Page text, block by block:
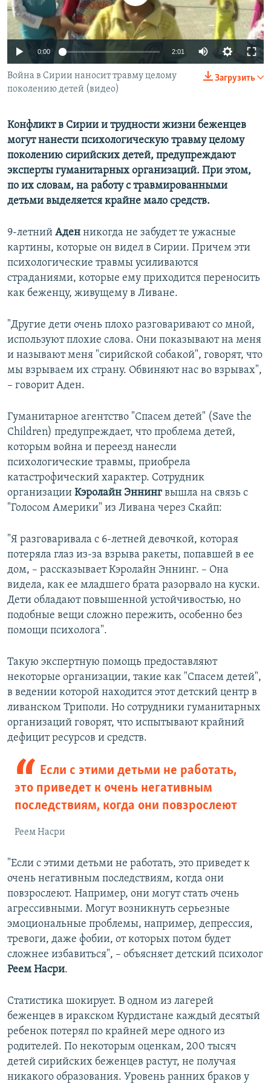
ПОБЕДИТЕЛЕЙ НЕ СУДЯТ?
КРЫМ.НЕПОКОРЕННЫЙ
ELIFBE
УКРАИНСКАЯ ПРОБЛЕМА КРЫМА
ПРИСОЕДИНЯЙТЕСЬ!
Все сайты RFE/RL
0:00 2:01
Загрузить
Война в Сирии наносит травму целому
поколению детей (видео)
Конфликт в Сирии и трудности жизни беженцев
могут нанести психологическую травму целому
поколению сирийских детей, предупреждают
эксперты гуманитарных организаций. При этом,
по их словам, на работу с травмированными
детьми выделяется крайне мало средств.
9-летний Аден никогда не забудет те ужасные
картины, которые он видел в Сирии. Причем эти
психологические травмы усиливаются
страданиями, которые ему приходится переносить
как беженцу, живущему в Ливане.
"Другие дети очень плохо разговаривают со мной,
используют плохие слова. Они показывают на меня
и называют меня "сирийской собакой", говорят, что
мы взрываем их страну. Обвиняют нас во взрывах",
– говорит Аден.
Гуманитарное агентство "Спасем детей" (Save the
Children) предупреждает, что проблема детей,
которым война и переезд нанесли
психологические травмы, приобрела
катастрофический характер. Сотрудник
организации Кэролайн Эннинг вышла на связь с
"Голосом Америки" из Ливана через Скайп:
"Я разговаривала с 6-летней девочкой, которая
потеряла глаз из-за взрыва ракеты, попавшей в ее
дом, – рассказывает Кэролайн Эннинг. – Она
видела, как ее младшего брата разорвало на куски.
Дети обладают повышенной устойчивостью, но
подобные вещи сложно пережить, особенно без
помощи психолога".
Такую экспертную помощь предоставляют
некоторые организации, такие как "Спасем детей",
в ведении которой находится этот детский центр в
ливанском Триполи. Но сотрудники гуманитарных
организаций говорят, что испытывают крайний
дефицит ресурсов и средств.
Если с этими детьми не работать,
это приведет к очень негативным
последствиям, когда они повзрослеют
Реем Насри
"Если с этими детьми не работать, это приведет к
очень негативным последствиям, когда они
повзрослеют. Например, они могут стать очень
агрессивными. Могут возникнуть серьезные
эмоциональные проблемы, например, депрессия,
тревоги, даже фобии, от которых потом будет
сложнее избавиться", – объясняет детский психолог
Реем Насри.
Статистика шокирует. В одном из лагерей
беженцев в иракском Курдистане каждый десятый
ребенок потерял по крайней мере одного из
родителей. По некоторым оценкам, 200 тысяч
детей сирийских беженцев растут, не получая
никакого образования. Уровень ранних браков у